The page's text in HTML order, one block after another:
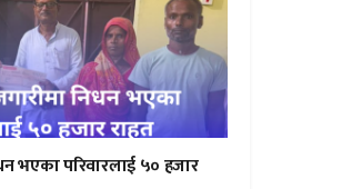
भएका परिवारलाई ५० हजार